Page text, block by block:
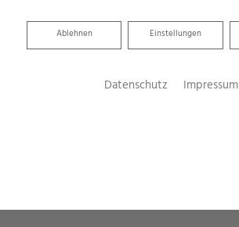
Einstellungen
Ablehnen
Ablehnen
Datenschutz Impressum